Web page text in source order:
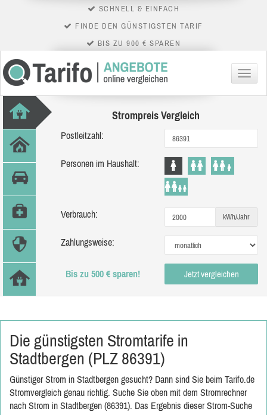
SCHNELL & EINFACH
FINDE DEN GÜNSTIGSTEN TARIF
BIS ZU 900 € SPAREN
Menü
Strompreis Vergleich
Postleitzahl:
Personen im Haushalt:
Verbrauch: kWh/Jahr
Zahlungsweise:
Bis zu 500 € sparen! Jetzt vergleichen
Die günstigsten Stromtarife in
Stadtbergen (PLZ 86391)
Günstiger Strom in Stadtbergen gesucht? Dann sind Sie beim Tarifo.de
Stromvergleich genau richtig. Suche Sie oben mit dem Stromrechner
nach Strom in Stadtbergen (86391). Das Ergebnis dieser Strom-Suche